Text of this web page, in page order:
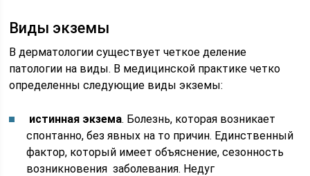
Виды экземы
В дерматологии существует четкое деление
патологии на виды. В медицинской практике четко
определенны следующие виды экземы:
истинная экзема. Болезнь, которая возникает
спонтанно, без явных на то причин. Единственный
фактор, который имеет объяснение, сезонность
возникновения заболевания. Недуг